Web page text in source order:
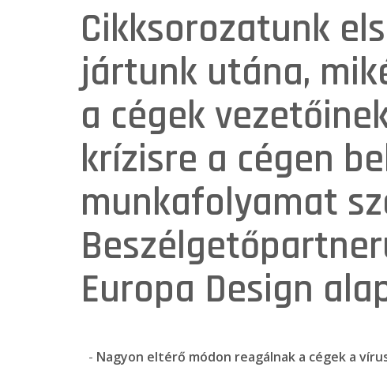
Cikksorozatunk
jártunk utána,
a cégek
krízisre a cégen
munkafolyamat
Europa Design
- Nagyon eltérő módon reagálnak a cégek a